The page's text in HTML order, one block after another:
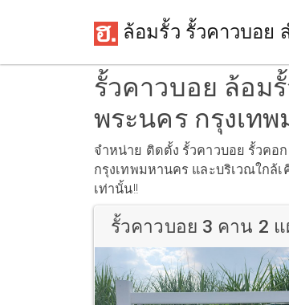
ล้อมรั้ว รั้วคาวบอย
รั้วคาวบอย ล้อม
พระนคร กรุงเท
จำหน่าย ติดตั้ง รั้วคาวบอย รั้วคอ
กรุงเทพมหานคร และบริเวณใกล้
เท่านั้น!!
รั้วคาวบอย 3 คาน 2